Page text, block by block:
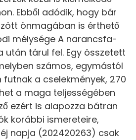
Ebből adódik, hogy bár
önmagában is érthető
mélysége A narancsfa-
után tárul fel. Egy összetett
számos, egymástól
futnak a cselekmények, 270
a maga teljességében
ezért is alapozza bátran
korábbi ismereteire,
napja (202420263) csak